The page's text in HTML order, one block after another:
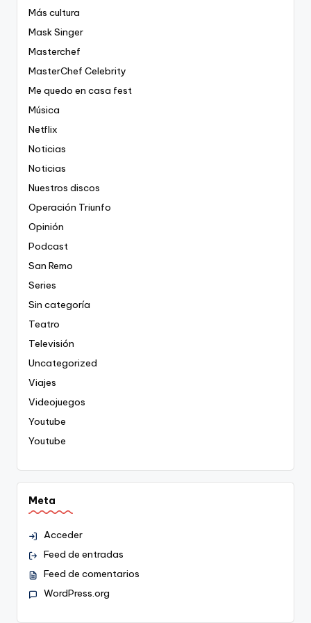
Más cultura
Mask Singer
Masterchef
MasterChef Celebrity
Me quedo en casa fest
Música
Netflix
Noticias
Noticias
Nuestros discos
Operación Triunfo
Opinión
Podcast
San Remo
Series
Sin categoría
Teatro
Televisión
Uncategorized
Viajes
Videojuegos
Youtube
Youtube
Meta
Acceder
Feed de entradas
Feed de comentarios
WordPress.org